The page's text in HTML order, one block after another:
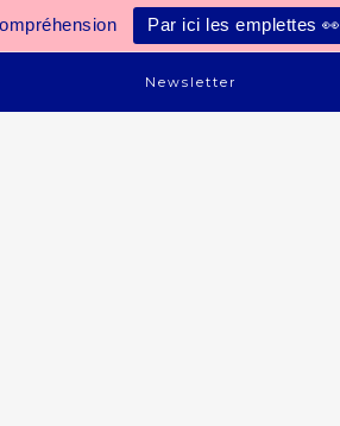
Par ici les emplettes 👀
Newsletter